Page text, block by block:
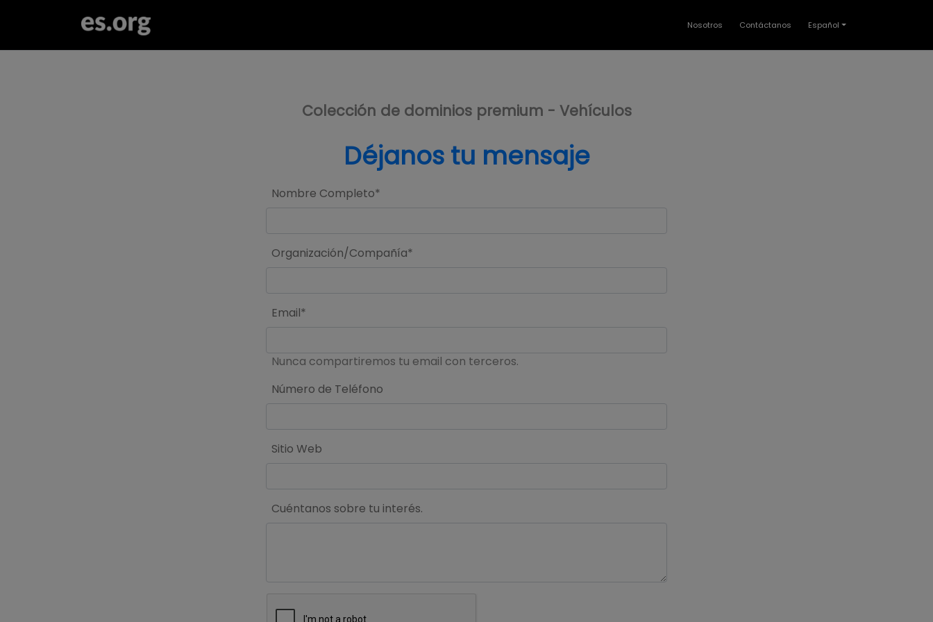
Nosotros Contáctanos Español
Colección de dominios premium - Vehículos
Déjanos tu mensaje
Nombre Completo*
Organización/Compañía*
Email*
Nunca compartiremos tu email con terceros.
Número de Teléfono
Sitio Web
Cuéntanos sobre tu interés.